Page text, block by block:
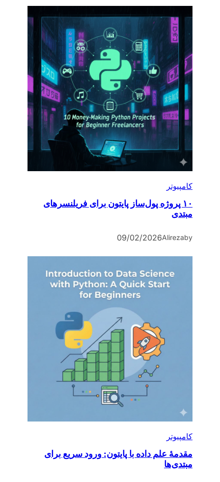
کامپیوتر
۱۰ پروژه پول‌ساز پایتون برای فریلنسرهای
مبتدی
by
Alireza
09/02/2026
کامپیوتر
مقدمۀ علم داده با پایتون: ورود سریع برای
مبتدی‌ها